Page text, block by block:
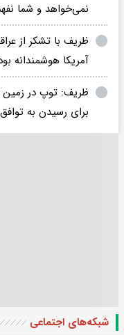
نمی‌خواهد و شما
ظریف با تشکر از
آمریکا هوشمندانه
ظریف: توپ در زمین
برای رسیدن به
شبکه‌های اجتماعی